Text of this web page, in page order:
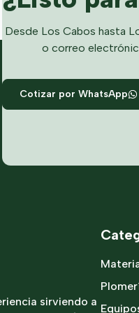
Desde Los Cabos hasta
o correo
Cotizar por WhatsApp
sirviendo a